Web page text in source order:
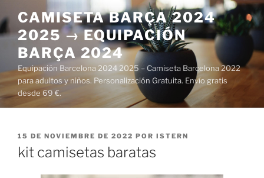
al
contenido
CAMISETA BARÇA 2024
2025 → EQUIPACIÓN
BARÇA 2024
Equipación Barcelona 2024 2025 – Camiseta Barcelona 2022
para adultos y niños. Personalización Gratuita. Envío gratis
desde 69 €.
PUBLICADO
EL
15 DE NOVIEMBRE DE 2022 POR ISTERN
kit camisetas baratas